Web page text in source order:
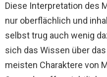
Diese Interpretation des
nur oberflächlich und
selbst trug auch wenig
sich das Wissen über
meisten Charaktere von